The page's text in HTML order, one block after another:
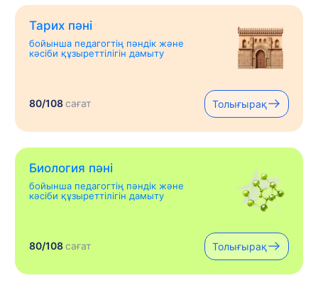
Тарих пәні
бойынша педагогтің пәндік және
кәсіби құзыреттілігін дамыту
80/108сағат Толығырақ
Биология пәні
бойынша педагогтің пәндік және
кәсіби құзыреттілігін дамыту
80/108сағат Толығырақ